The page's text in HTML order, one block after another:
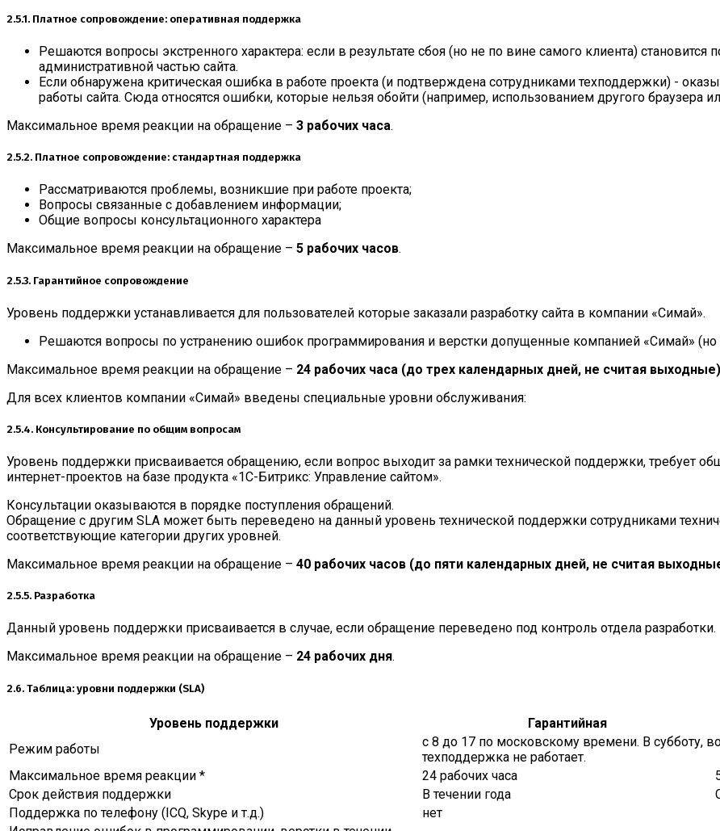
2.5.1. Платное сопровождение: оперативная поддержка
Решаются вопросы экстренного характера: если в результате сбоя (но не по вине самого клиента)
административной частью сайта.
Если обнаружена критическая ошибка в работе проекта (и подтверждена сотрудниками техподдержки) -
работы сайта. Сюда относятся ошибки, которые нельзя обойти (например, использованием другого браузера
Максимальное время реакции на обращение – 3 рабочих часа.
2.5.2. Платное сопровождение: стандартная поддержка
Рассматриваются проблемы, возникшие при работе проекта;
Вопросы связанные с добавлением информации;
Общие вопросы консультационного характера
Максимальное время реакции на обращение – 5 рабочих часов.
2.5.3. Гарантийное сопровождение
Уровень поддержки устанавливается для пользователей которые заказали разработку сайта в компании «Симай».
Решаются вопросы по устранению ошибок программирования и верстки допущенные компанией «Симай» (но
Максимальное время реакции на обращение – 24 рабочих часа (до трех календарных дней, не считая выходные)
Для всех клиентов компании «Симай» введены специальные уровни обслуживания:
2.5.4. Консультирование по общим вопросам
Уровень поддержки присваивается обращению, если вопрос выходит за рамки технической поддержки, требует
интернет-проектов на базе продукта «1C-Битрикс: Управление сайтом».
Консультации оказываются в порядке поступления обращений.
Обращение с другим SLA может быть переведено на данный уровень технической поддержки сотрудниками
соответствующие категории других уровней.
Максимальное время реакции на обращение – 40 рабочих часов (до пяти календарных дней, не считая
2.5.5. Разработка
Данный уровень поддержки присваивается в случае, если обращение переведено под контроль отдела разработки.
Максимальное время реакции на обращение – 24 рабочих дня.
2.6. Таблица: уровни поддержки (SLA)
Уровень поддержки Гарантийная
Режим работы
с 8 до 17 по московскому времени. В субботу,
техподдержка не работает.
Максимальное время реакции *
24 рабочих часа
Срок действия поддержки
В течении года
Поддержка по телефону (ICQ, Skype и т.д.)
нет